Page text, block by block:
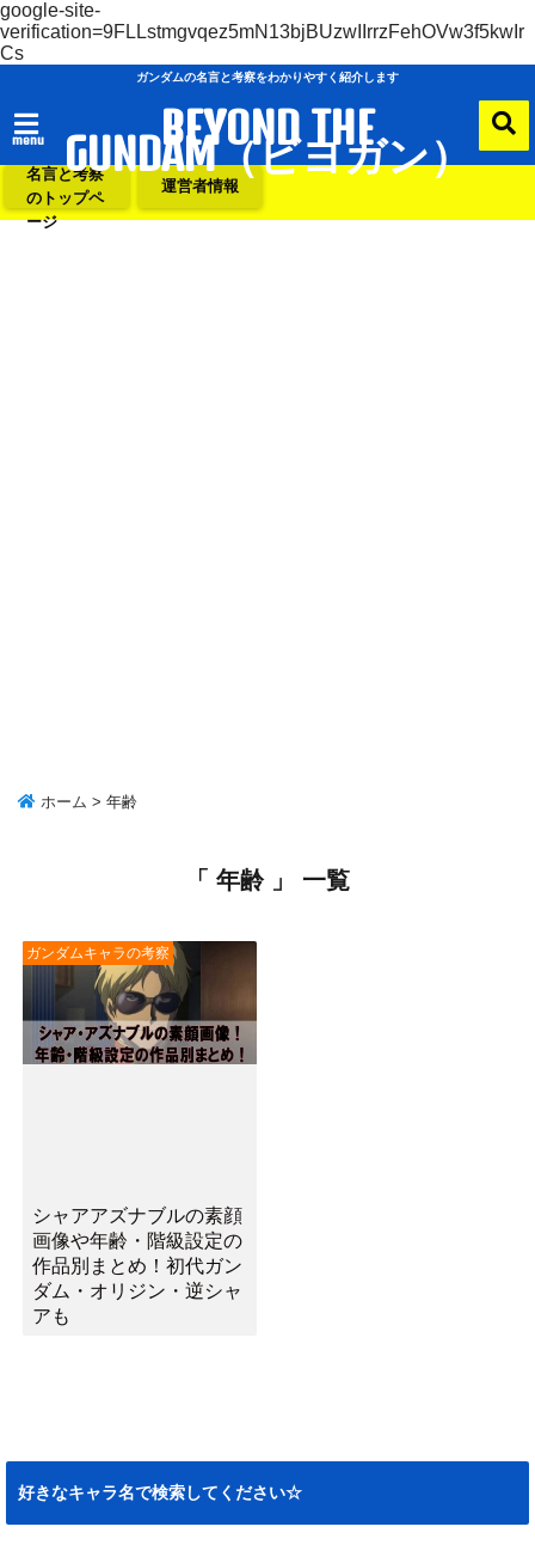
google-site-
verification=9FLLstmgvqez5mN13bjBUzwIIrrzFehOVw3f5kwIr
Cs
ガンダムの名言と考察をわかりやすく紹介します
menu BEYOND THE
GUNDAM（ビヨガン）
ガンダムの
名言と考察
のトップペ
ージ
運営者情報
ホーム > 年齢
「 年齢 」 一覧
ガンダムキャラの考察
シャアアズナブルの素顔
画像や年齢・階級設定の
作品別まとめ！初代ガン
ダム・オリジン・逆シャ
アも
好きなキャラ名で検索してください☆